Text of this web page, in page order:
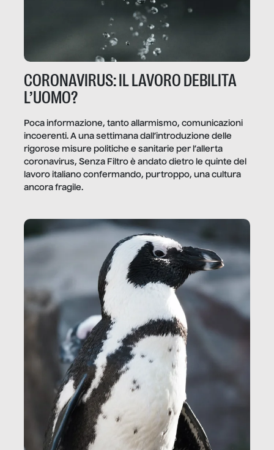
CORONAVIRUS: IL LAVORO DEBILITA
L’UOMO?
Poca informazione, tanto allarmismo, comunicazioni
incoerenti. A una settimana dall’introduzione delle
rigorose misure politiche e sanitarie per l’allerta
coronavirus, Senza Filtro è andato dietro le quinte del
lavoro italiano confermando, purtroppo, una cultura
ancora fragile.